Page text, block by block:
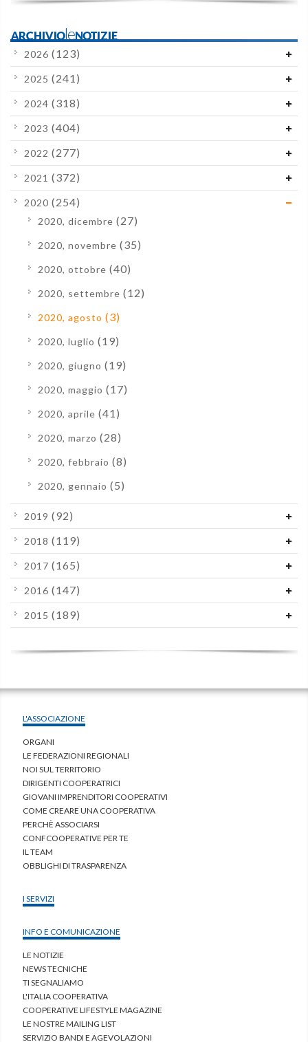
ARCHIVIOleNOTIZIE
2026 (123)
2025 (241)
2024 (318)
2023 (404)
2022 (277)
2021 (372)
2020 (254)
2020, dicembre (27)
2020, novembre (35)
2020, ottobre (40)
2020, settembre (12)
2020, agosto (3)
2020, luglio (19)
2020, giugno (19)
2020, maggio (17)
2020, aprile (41)
2020, marzo (28)
2020, febbraio (8)
2020, gennaio (5)
2019 (92)
2018 (119)
2017 (165)
2016 (147)
2015 (189)
L'ASSOCIAZIONE
ORGANI
LE FEDERAZIONI REGIONALI
NOI SUL TERRITORIO
DIRIGENTI COOPERATRICI
GIOVANI IMPRENDITORI COOPERATIVI
COME CREARE UNA COOPERATIVA
PERCHÈ ASSOCIARSI
CONFCOOPERATIVE PER TE
IL TEAM
OBBLIGHI DI TRASPARENZA
I SERVIZI
INFO E COMUNICAZIONE
LE NOTIZIE
NEWS TECNICHE
TI SEGNALIAMO
L'ITALIA COOPERATIVA
COOPERATIVE LIFESTYLE MAGAZINE
LE NOSTRE MAILING LIST
SERVIZIO BANDI E AGEVOLAZIONI